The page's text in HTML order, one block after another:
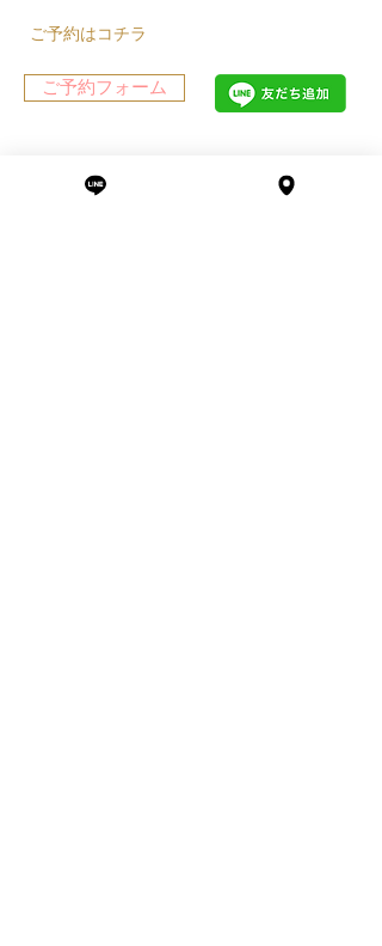
ご予約はコチラ
ご予約フォーム